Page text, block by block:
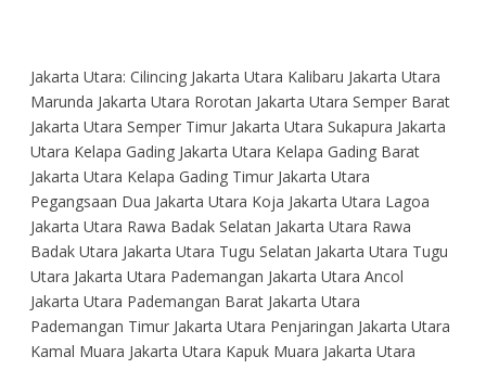
Jakarta Utara: Cilincing Jakarta Utara Kalibaru Jakarta Utara
Marunda Jakarta Utara Rorotan Jakarta Utara Semper Barat
Jakarta Utara Semper Timur Jakarta Utara Sukapura Jakarta
Utara Kelapa Gading Jakarta Utara Kelapa Gading Barat
Jakarta Utara Kelapa Gading Timur Jakarta Utara
Pegangsaan Dua Jakarta Utara Koja Jakarta Utara Lagoa
Jakarta Utara Rawa Badak Selatan Jakarta Utara Rawa
Badak Utara Jakarta Utara Tugu Selatan Jakarta Utara Tugu
Utara Jakarta Utara Pademangan Jakarta Utara Ancol
Jakarta Utara Pademangan Barat Jakarta Utara
Pademangan Timur Jakarta Utara Penjaringan Jakarta Utara
Kamal Muara Jakarta Utara Kapuk Muara Jakarta Utara